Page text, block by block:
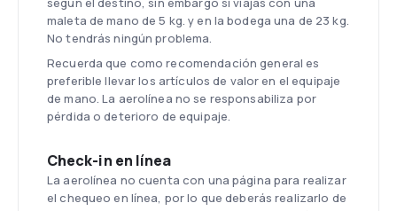
maleta de mano de 5 kg. y en la bodega una de 23 kg.
No tendrás ningún problema.
Recuerda que como recomendación general es
preferible llevar los artículos de valor en el equipaje
de mano. La aerolínea no se responsabiliza por
pérdida o deterioro de equipaje.
Check-in en línea
La aerolínea no cuenta con una página para realizar
el chequeo en línea, por lo que deberás realizarlo de